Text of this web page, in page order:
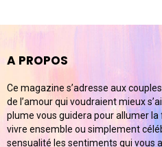
A PROPOS
Ce magazine s’adresse aux
de l’amour qui voudraient mieux
plume vous guidera pour allumer
vivre ensemble ou simplement
sensualité les sentiments qui vous